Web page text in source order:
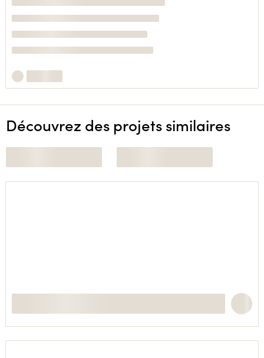
Découvrez des projets similaires